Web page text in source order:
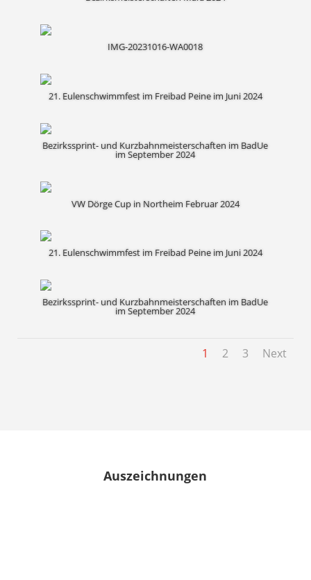
IMG-20231016-WA0018
21. Eulenschwimmfest im Freibad Peine im Juni 2024
Bezirkssprint- und Kurzbahnmeisterschaften im BadUe
im September 2024
VW Dörge Cup in Northeim Februar 2024
21. Eulenschwimmfest im Freibad Peine im Juni 2024
Bezirkssprint- und Kurzbahnmeisterschaften im BadUe
im September 2024
1 2 3 Next
Auszeichnungen